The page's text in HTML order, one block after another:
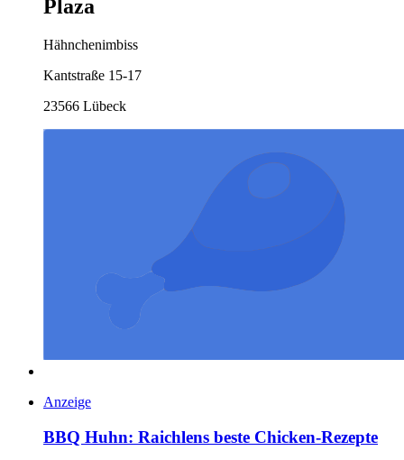
Plaza
Hähnchenimbiss
Kantstraße 15-17
23566 Lübeck
Anzeige
BBQ Huhn: Raichlens beste Chicken-Rezepte